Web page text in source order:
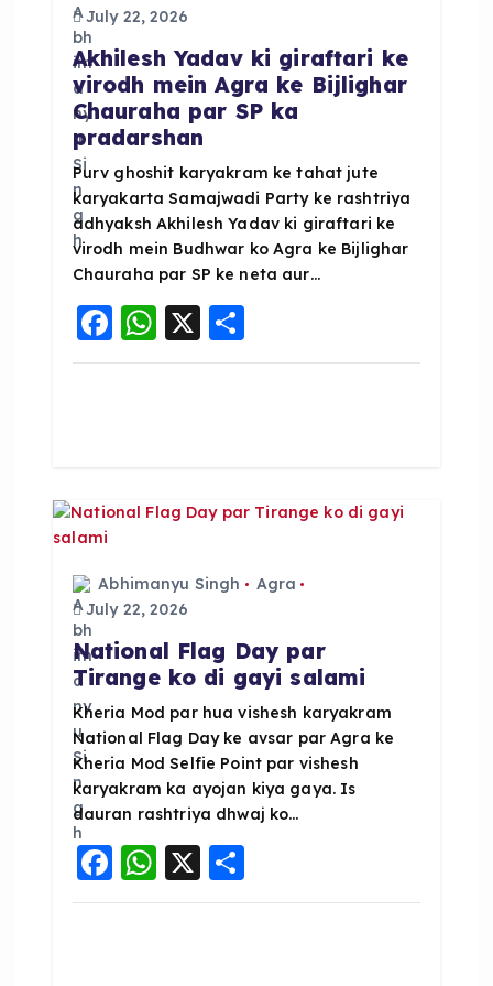
July 22, 2026
Akhilesh Yadav ki giraftari ke
virodh mein Agra ke Bijlighar
Chauraha par SP ka
pradarshan
Purv ghoshit karyakram ke tahat jute
karyakarta Samajwadi Party ke rashtriya
adhyaksh Akhilesh Yadav ki giraftari ke
virodh mein Budhwar ko Agra ke Bijlighar
Chauraha par SP ke neta aur…
F
a
o
k
W
h
p
p
X S
h
Abhimanyu Singh
Agra
July 22, 2026
National Flag Day par
Tirange ko di gayi salami
Kheria Mod par hua vishesh karyakram
National Flag Day ke avsar par Agra ke
Kheria Mod Selfie Point par vishesh
karyakram ka ayojan kiya gaya. Is
dauran rashtriya dhwaj ko…
F
a
W
h
X S
h